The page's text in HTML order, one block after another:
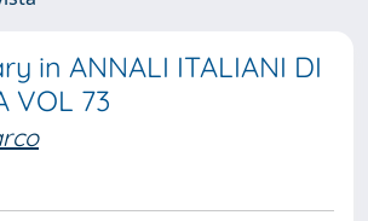
in ANNALI ITALIANI DI
VOL 73